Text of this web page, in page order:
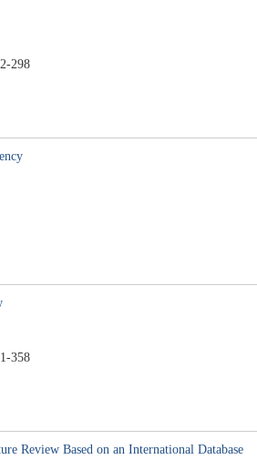
298
358
Review Based on an International Database